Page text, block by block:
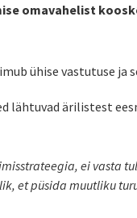
omavahelist
ühise vastutuse ja
lähtuvad ärilistest
ei vasta
et püsida muutliku